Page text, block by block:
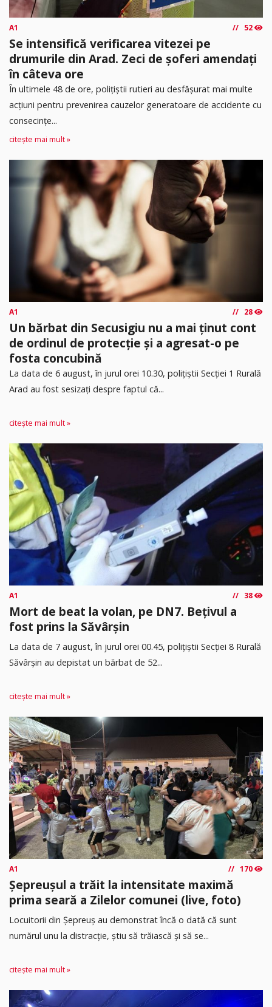
A1 52
Se intensifică verificarea vitezei pe
drumurile din Arad. Zeci de șoferi amendați
în câteva ore
În ultimele 48 de ore, polițiștii rutieri au desfășurat mai multe
acțiuni pentru prevenirea cauzelor generatoare de accidente cu
consecințe...
citește mai mult »
A1 28
Un bărbat din Secusigiu nu a mai ținut cont
de ordinul de protecție și a agresat-o pe
fosta concubină
​La data de 6 august, în jurul orei 10.30, polițiștii Secției 1 Rurală
Arad au fost sesizați despre faptul că...
citește mai mult »
A1 38
Mort de beat la volan, pe DN7. Bețivul a
fost prins la Săvârșin
​La data de 7 august, în jurul orei 00.45, polițiștii Secției 8 Rurală
Săvârșin au depistat un bărbat de 52...
citește mai mult »
A1 170
Șepreușul a trăit la intensitate maximă
prima seară a Zilelor comunei (live, foto)
Locuitorii din Șepreuș au demonstrat încă o dată că sunt
numărul unu la distracție, știu să trăiască și să se...
citește mai mult »